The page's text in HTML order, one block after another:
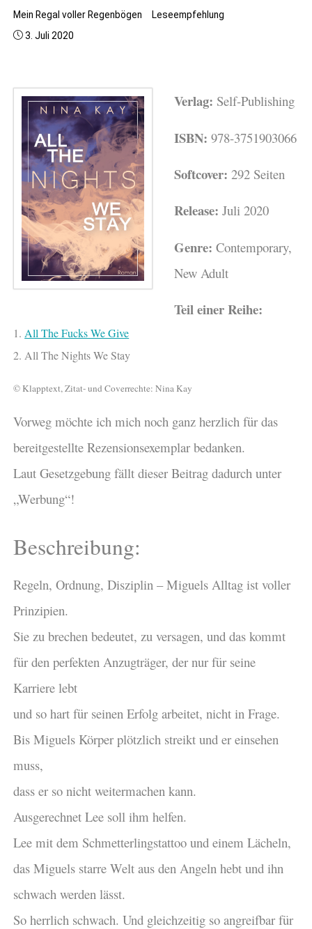
Mein Regal voller Regenbögen
Leseempfehlung
3. Juli 2020
Verlag: Self-Publishing
ISBN:978-3751903066
Softcover:292 Seiten
Release: Juli 2020
Genre: Contemporary,
New Adult
Teil einer Reihe:
1. All The Fucks We Give
2. All The Nights We Stay
© Klapptext, Zitat- und Coverrechte: Nina Kay
Vorweg möchte ich mich noch ganz herzlich für das
bereitgestellte Rezensionsexemplar bedanken.
Laut Gesetzgebung fällt dieser Beitrag dadurch unter
„Werbung“!
Beschreibung:
Regeln, Ordnung, Disziplin – Miguels Alltag ist voller
Prinzipien.
Sie zu brechen bedeutet, zu versagen, und das kommt
für den perfekten Anzugträger, der nur für seine
Karriere lebt
und so hart für seinen Erfolg arbeitet, nicht in Frage.
Bis Miguels Körper plötzlich streikt und er einsehen
muss,
dass er so nicht weitermachen kann.
Ausgerechnet Lee soll ihm helfen.
Lee mit dem Schmetterlingstattoo und einem Lächeln,
das Miguels starre Welt aus den Angeln hebt und ihn
schwach werden lässt.
So herrlich schwach. Und gleichzeitig so angreifbar für